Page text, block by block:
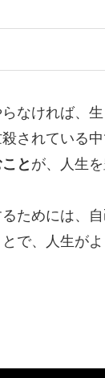
なければ、
されている
と が、人生
ためには、
で、人生が